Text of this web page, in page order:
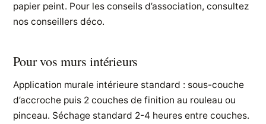
papier peint. Pour les conseils d’association, consultez
nos conseillers déco.
Pour vos murs intérieurs
Application murale intérieure standard : sous-couche
d’accroche puis 2 couches de finition au rouleau ou
pinceau. Séchage standard 2-4 heures entre couches.